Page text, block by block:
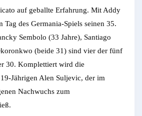
auf geballte Erfahrung. Mit Addy
Tag des Germania-Spiels seinen 35.
Sembolo (33 Jahre), Santiago
(beide 31) sind vier der fünf
30. Komplettiert wird die
Jährigen Alen Suljevic, der im
Nachwuchs zum